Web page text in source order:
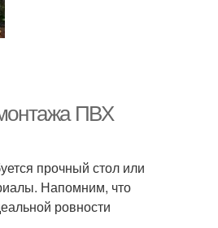
ПВХ
прочный стол или
Напомним, что
ровности